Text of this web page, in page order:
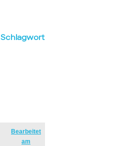
Schlagwort
Bearbeitet
am